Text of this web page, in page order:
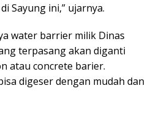
Sayung ini,” ujarnya.
water barrier milik Dinas
terpasang akan diganti
atau concrete barier.
digeser dengan mudah dan